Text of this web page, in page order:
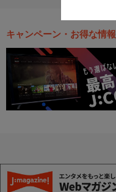
キャンペーン・お得な情報